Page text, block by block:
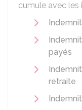
cumule avec les
payés
retraite